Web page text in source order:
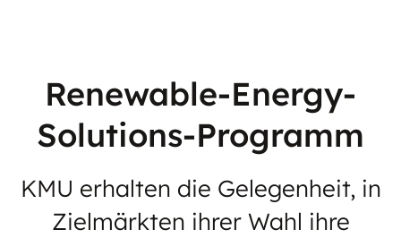
Renewable-Energy-
Solutions-Programm
KMU erhalten die Gelegenheit, in
Zielmärkten ihrer Wahl ihre